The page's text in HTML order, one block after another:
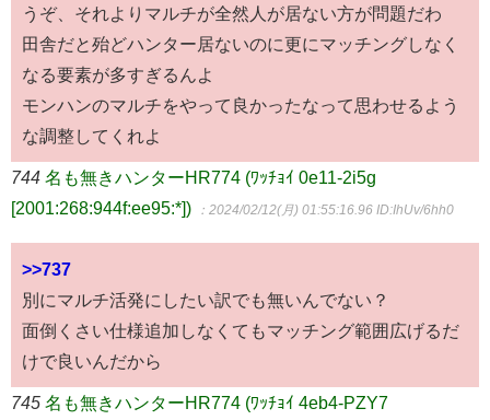
うぞ、それよりマルチが全然人が居ない方が問題だわ
田舎だと殆どハンター居ないのに更にマッチングしなく
なる要素が多すぎるんよ
モンハンのマルチをやって良かったなって思わせるよう
な調整してくれよ
744 名も無きハンターHR774 (ﾜｯﾁｮｲ 0e11-2i5g
[2001:268:944f:ee95:*])
：2024/02/12(月) 01:55:16.96 ID:IhUv/6hh0
>>737
別にマルチ活発にしたい訳でも無いんでない？
面倒くさい仕様追加しなくてもマッチング範囲広げるだ
けで良いんだから
745 名も無きハンターHR774 (ﾜｯﾁｮｲ 4eb4-PZY7